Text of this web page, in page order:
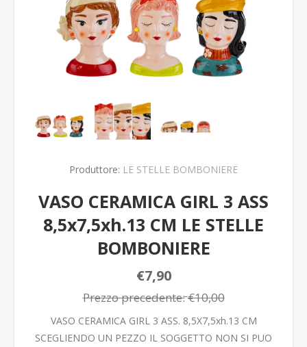
Produttore: LE STELLE BOMBONIERE
VASO CERAMICA GIRL 3 ASS
8,5x7,5xh.13 CM LE STELLE
BOMBONIERE
€7,90
Prezzo precedente:€10,00
VASO CERAMICA GIRL 3 ASS. 8,5X7,5xh.13 CM
SCEGLIENDO UN PEZZO IL SOGGETTO NON SI PUO